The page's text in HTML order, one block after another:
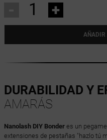
+
DURABILIDAD Y
AMARÁS
Nanolash DIY Bonderes un
extensiones de pestañas "hazlo tú